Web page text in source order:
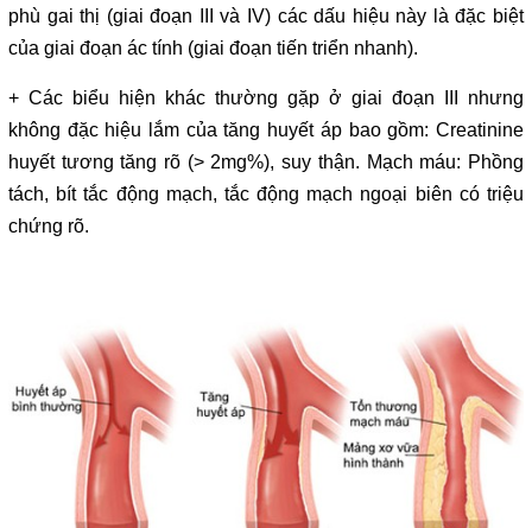
phù gai thị (giai đoạn III và IV) các dấu hiệu này là đặc biệt
của giai đoạn ác tính (giai đoạn tiến triển nhanh).
+ Các biểu hiện khác thường gặp ở giai đoạn III nhưng
không đặc hiệu lắm của tăng huyết áp bao gồm: Creatinine
huyết tương tăng rõ (> 2mg%), suy thận. Mạch máu: Phồng
tách, bít tắc động mạch, tắc động mạch ngoại biên có triệu
chứng rõ.